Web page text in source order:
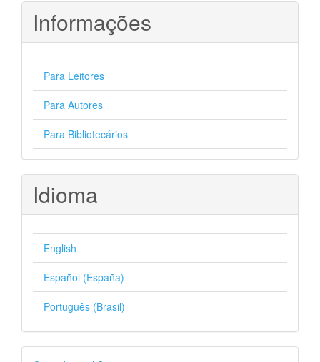
Informações
Para Leitores
Para Autores
Para Bibliotecários
Idioma
English
Español (España)
Português (Brasil)